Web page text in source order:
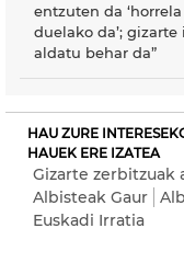
entzuten da
duelako da’; gizarte
aldatu behar da”
HAU ZURE
HAUEK ERE IZATEA
Gizarte zerbitzuak
Albisteak Gaur
Euskadi Irratia